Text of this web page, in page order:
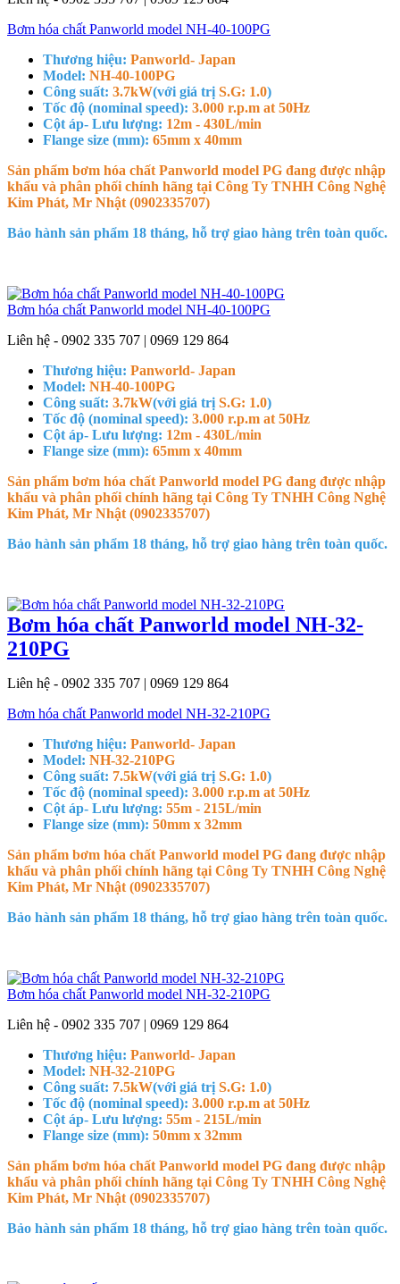
Bơm hóa chất Panworld model NH-40-100PG
Thương hiệu: Panworld- Japan
Model: NH-40-100PG
Công suất: 3.7kW(với giá trị S.G: 1.0)
Tốc độ (nominal speed): 3.000 r.p.m at 50Hz
Cột áp- Lưu lượng: 12m - 430L/min
Flange size (mm): 65mm x 40mm
Sản phẩm bơm hóa chất Panworld model PG đang được nhập
khẩu và phân phối chính hãng tại Công Ty TNHH Công Nghệ
Kim Phát, Mr Nhật (0902335707)
Bảo hành sản phẩm 18 tháng, hỗ trợ giao hàng trên toàn quốc.
Bơm hóa chất Panworld model NH-40-100PG
Liên hệ - 0902 335 707 | 0969 129 864
Thương hiệu: Panworld- Japan
Model: NH-40-100PG
Công suất: 3.7kW(với giá trị S.G: 1.0)
Tốc độ (nominal speed): 3.000 r.p.m at 50Hz
Cột áp- Lưu lượng: 12m - 430L/min
Flange size (mm): 65mm x 40mm
Sản phẩm bơm hóa chất Panworld model PG đang được nhập
khẩu và phân phối chính hãng tại Công Ty TNHH Công Nghệ
Kim Phát, Mr Nhật (0902335707)
Bảo hành sản phẩm 18 tháng, hỗ trợ giao hàng trên toàn quốc.
Bơm hóa chất Panworld model NH-32-
210PG
Liên hệ - 0902 335 707 | 0969 129 864
Bơm hóa chất Panworld model NH-32-210PG
Thương hiệu: Panworld- Japan
Model: NH-32-210PG
Công suất: 7.5kW(với giá trị S.G: 1.0)
Tốc độ (nominal speed): 3.000 r.p.m at 50Hz
Cột áp- Lưu lượng: 55m - 215L/min
Flange size (mm): 50mm x 32mm
Sản phẩm bơm hóa chất Panworld model PG đang được nhập
khẩu và phân phối chính hãng tại Công Ty TNHH Công Nghệ
Kim Phát, Mr Nhật (0902335707)
Bảo hành sản phẩm 18 tháng, hỗ trợ giao hàng trên toàn quốc.
Bơm hóa chất Panworld model NH-32-210PG
Liên hệ - 0902 335 707 | 0969 129 864
Thương hiệu: Panworld- Japan
Model: NH-32-210PG
Công suất: 7.5kW(với giá trị S.G: 1.0)
Tốc độ (nominal speed): 3.000 r.p.m at 50Hz
Cột áp- Lưu lượng: 55m - 215L/min
Flange size (mm): 50mm x 32mm
Sản phẩm bơm hóa chất Panworld model PG đang được nhập
khẩu và phân phối chính hãng tại Công Ty TNHH Công Nghệ
Kim Phát, Mr Nhật (0902335707)
Bảo hành sản phẩm 18 tháng, hỗ trợ giao hàng trên toàn quốc.